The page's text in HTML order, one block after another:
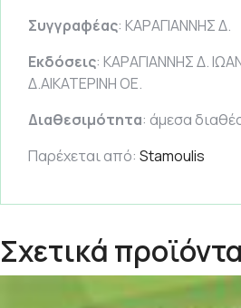
Συγγραφέας: ΚΑΡΑΓΙΑΝΝΗΣ Δ.
Εκδόσεις: ΚΑΡΑΓΙΑΝΝΗΣ Δ.
Δ.ΑΙΚΑΤΕΡΙΝΗ ΟΕ.
Διαθεσιμότητα: άμεσα
Παρέχεται από: Stamoulis
Σχετικά προϊόντα